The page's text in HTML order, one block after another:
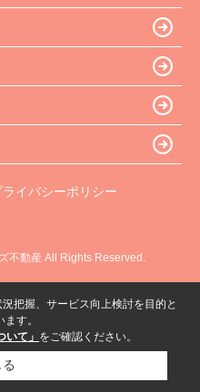
ライバシーポリシー
不動産 All Rights Reserved.
把握、サービス向上検討を目的と
す。
いて」 をご確認ください。